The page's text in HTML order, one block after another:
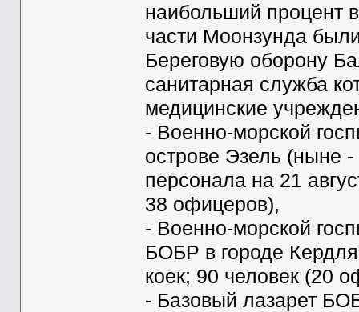
наибольший процент
части Моонзунда
Береговую оборону
санитарная служба
медицинские
- Военно-морской
острове Эзель (ныне
персонала на 21
38 офицеров),
- Военно-морской
БОБР в городе
коек; 90 человек (20
- Базовый лазарет